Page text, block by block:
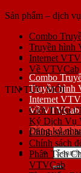
Combo
Truyền hình
Internet
Về VTVCab
Đăng ký
Sản phẩm – dịch vụ
Combo
Truyền hình
Internet
Về VTVCab
TIN TỨC MỚI
Giới Thiệu
Ký Dịch Vụ
Chính sách
Chính sách
Phân Tích
VTVCab